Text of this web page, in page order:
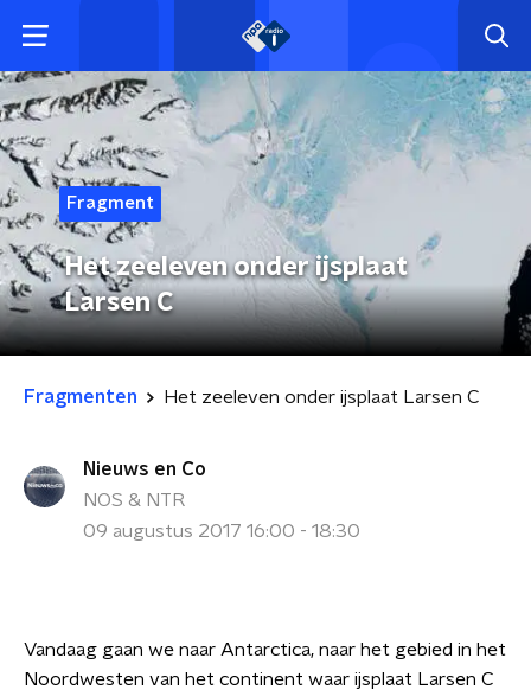
Fragment
Het zeeleven onder ijsplaat
Larsen C
Fragmenten Het zeeleven onder ijsplaat Larsen C
Nieuws en Co
NOS & NTR
09 augustus 2017 16:00 - 18:30
Vandaag gaan we naar Antarctica, naar het gebied in het
Noordwesten van het continent waar ijsplaat Larsen C